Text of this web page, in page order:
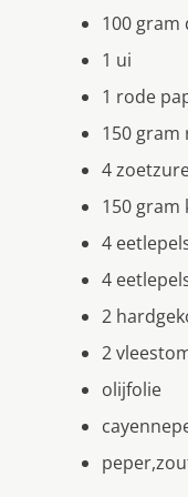
100 gram
1 ui
1 rode
150 gram
4
150 gram
4
4
2
2
olijfolie